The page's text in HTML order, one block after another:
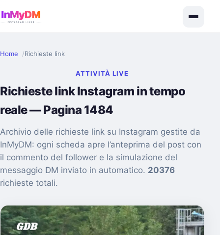
Home Richieste link
ATTIVITÀ LIVE
Richieste link Instagram in tempo
reale — Pagina 1484
Archivio delle richieste link su Instagram gestite da
InMyDM: ogni scheda apre l’anteprima del post con
il commento del follower e la simulazione del
messaggio DM inviato in automatico. 20376
richieste totali.